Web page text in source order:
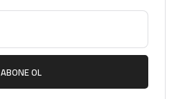
ABONE OL